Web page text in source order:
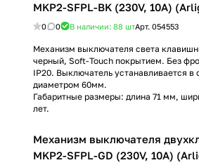
MKP2-SFPL-BK (230V, 10A)
0 0 В наличии: 88 штАрт. 054553
Механизм выключателя света
черный, Soft-Touch покрытием. Без
IP20. Выключатель устанавливается в
диаметром 60мм.
Габаритные размеры: длина 71 мм,
лет.
Механизм выключателя
MKP2-SFPL-GD (230V, 10A)